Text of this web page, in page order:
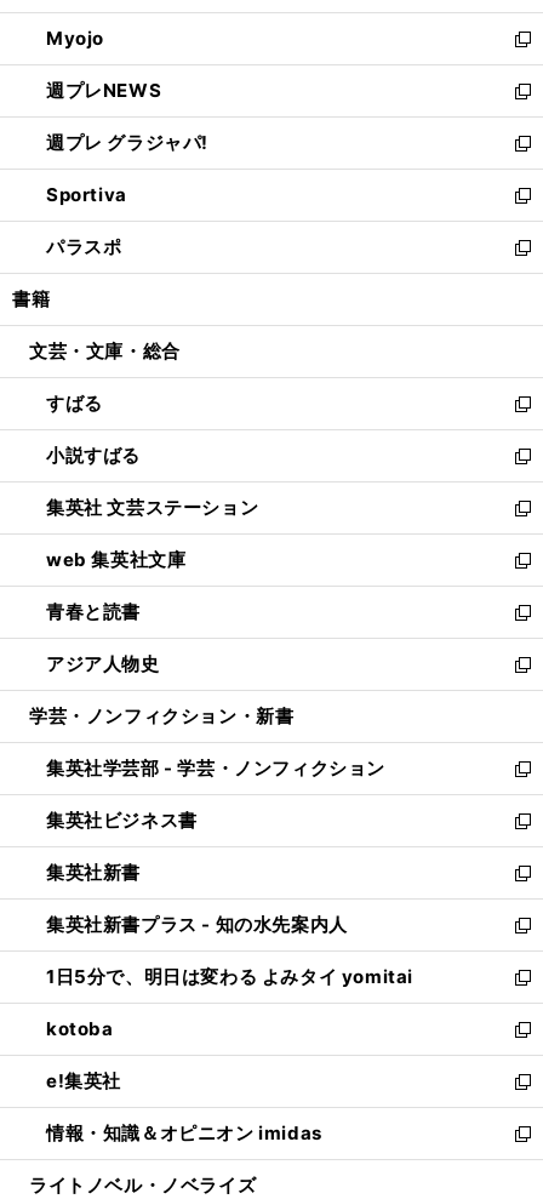
開
く
ウ
で
開
く
ン
ド
ウ
で
開
く
ウ
ィ
ン
ド
ウ
で
開
く
Myojo
新
し
い
ウ
ィ
ン
ド
ウ
で
開
週プレNEWS
新
し
い
ウ
ィ
ン
ド
ウ
開
週プレ グラジャパ!
新
し
い
ウ
ィ
ン
ウ
開
く
Sportiva
新
し
い
ウ
ン
ウ
で
開
く
パラスポ
新
し
ウ
ン
ド
ウ
で
開
く
書籍
文芸・文庫・総合
すばる
新
し
い
ウ
ィ
ン
ド
ウ
で
開
く
小説すばる
新
し
い
ウ
ィ
ン
ド
ウ
で
開
集英社 文芸ステーション
新
し
い
ウ
ィ
ン
ド
ウ
開
く
web 集英社文庫
新
し
い
ウ
ィ
ン
ウ
で
開
く
青春と読書
新
し
い
ウ
ン
ド
ウ
で
開
く
アジア人物史
新
し
ウ
ィ
ン
ド
ウ
で
開
く
学芸・ノンフィクション・新書
集英社学芸部 - 学芸・ノンフィクション
新
し
い
ウ
ィ
ン
ド
ウ
で
開
く
集英社ビジネス書
新
し
い
ウ
ィ
ン
ド
ウ
で
開
く
集英社新書
新
し
い
ウ
ィ
ン
ド
ウ
で
開
く
集英社新書プラス - 知の水先案内人
新
し
い
ウ
ィ
ン
ド
ウ
で
開
1日5分で、明日は変わる よみタイ yomitai
新
し
い
ウ
ィ
ン
ド
ウ
kotoba
新
し
い
ウ
ィ
ン
e!集英社
新
し
い
ウ
情報・知識＆オピニオン imidas
新
し
ライトノベル・ノベライズ